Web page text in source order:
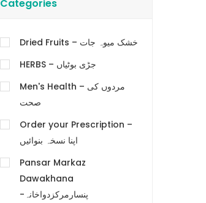
Categories
Dried Fruits – خشک میوہ جات
HERBS – جڑی بوٹیاں
Men's Health – مردوں کی
صحت
Order your Prescription –
اپنا نسخہ بنوائیں
Pansar Markaz
Dawakhana
-پنسارمرکزدواخانہ